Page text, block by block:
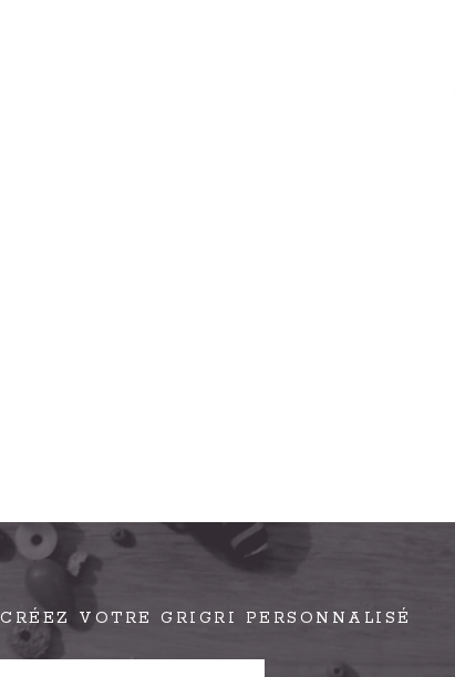
CRÉEZ VOTRE GRIGRI PERSONNALISÉ